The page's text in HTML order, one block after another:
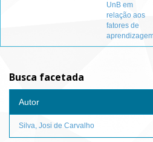
UnB em
relação aos
fatores de
Busca facetada
Autor
Silva, Josi de Carvalho